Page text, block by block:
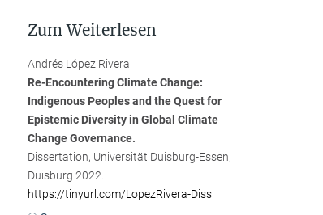
Zum Weiterlesen
Andrés López Rivera
Re-Encountering Climate Change:
Indigenous Peoples and the Quest for
Epistemic Diversity in Global Climate
Change Governance.
Dissertation, Universität Duisburg-Essen,
Duisburg 2022.
https://tinyurl.com/LopezRivera-Diss